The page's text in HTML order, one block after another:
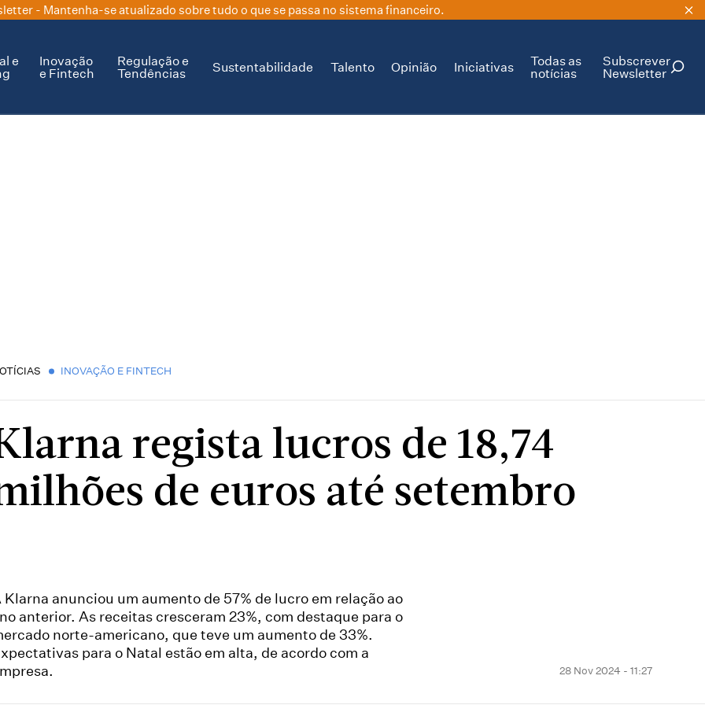
- Mantenha-se atualizado sobre tudo o que se passa no sistema financeiro.
e
Inovação
e Fintech
Regulação e
Tendências
Sustentabilidade Talento Opinião Iniciativas
Todas as
notícias
Subscrever
Newsletter
INOVAÇÃO E FINTECH
regista lucros de 18,74
de euros até setembro
Klarna anunciou um aumento de 57% de lucro em relação ao
anterior. As receitas cresceram 23%, com destaque para o
norte-americano, que teve um aumento de 33%.
para o Natal estão em alta, de acordo com a
28 Nov 2024 - 11:27